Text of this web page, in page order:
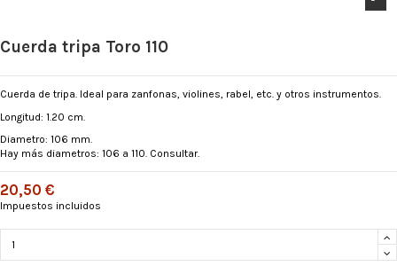
Cuerda tripa Toro 110
Cuerda de tripa. Ideal para zanfonas, violines, rabel, etc. y otros instrumentos.
Longitud: 1.20 cm.
Diametro: 106 mm.
Hay más diametros: 106 a 110. Consultar.
20,50 €
Impuestos incluidos